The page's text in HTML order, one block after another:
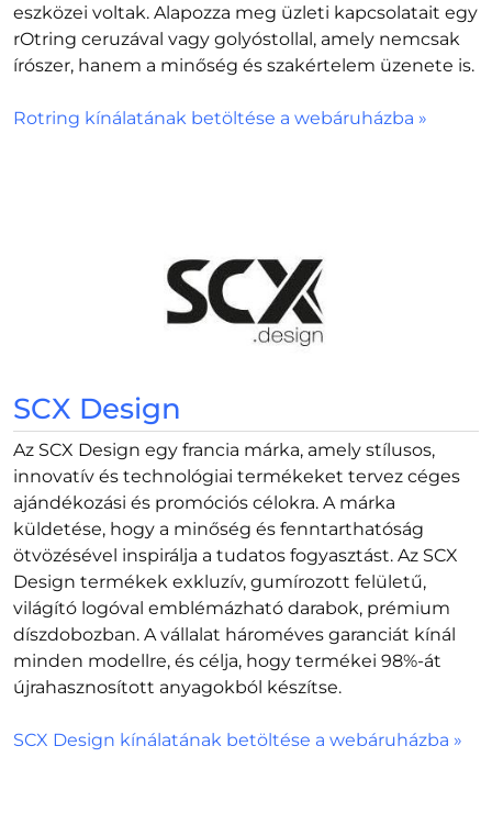
eszközei voltak. Alapozza meg üzleti kapcsolatait egy
rOtring ceruzával vagy golyóstollal, amely nemcsak
írószer, hanem a minőség és szakértelem üzenete is.
Rotring kínálatának betöltése a webáruházba »
SCX Design
Az SCX Design egy francia márka, amely stílusos,
innovatív és technológiai termékeket tervez céges
ajándékozási és promóciós célokra. A márka
küldetése, hogy a minőség és fenntarthatóság
ötvözésével inspirálja a tudatos fogyasztást. Az SCX
Design termékek exkluzív, gumírozott felületű,
világító logóval emblémázható darabok, prémium
díszdobozban. A vállalat hároméves garanciát kínál
minden modellre, és célja, hogy termékei 98%-át
újrahasznosított anyagokból készítse.
SCX Design kínálatának betöltése a webáruházba »